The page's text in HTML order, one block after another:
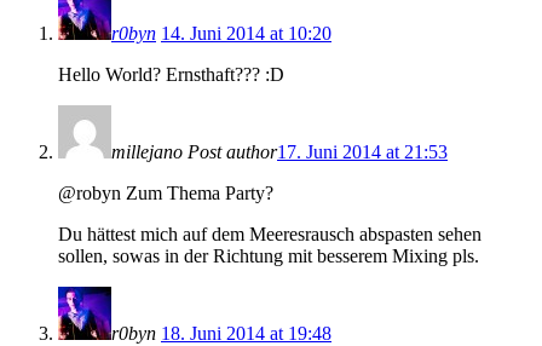
r0byn 14. Juni 2014 at 10:20
Hello World? Ernsthaft??? :D
millejano Post author17. Juni 2014 at 21:53
@robyn Zum Thema Party?
Du hättest mich auf dem Meeresrausch abspasten sehen
sollen, sowas in der Richtung mit besserem Mixing pls.
r0byn 18. Juni 2014 at 19:48